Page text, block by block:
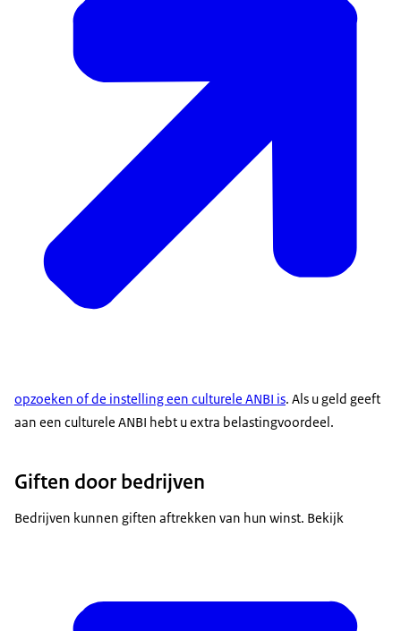
opzoeken of de instelling een culturele ANBI is. Als u geld geeft
aan een culturele ANBI hebt u extra belastingvoordeel.
Giften door bedrijven
Bedrijven kunnen giften aftrekken van hun winst. Bekijk